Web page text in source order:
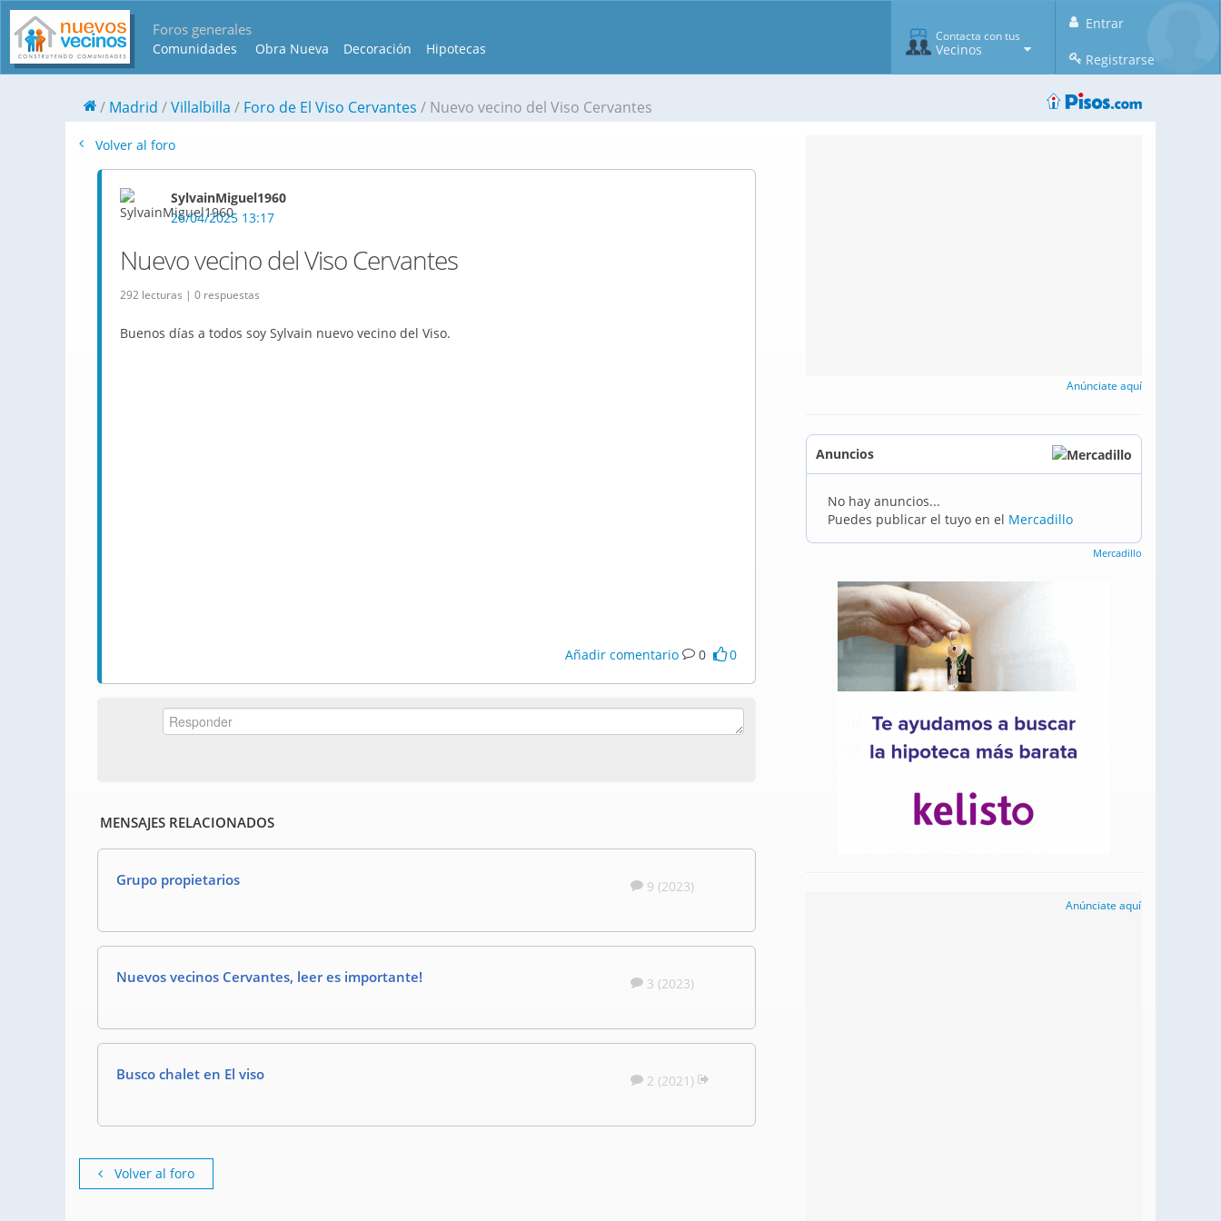
Foros generales
Comunidades Obra Nueva Decoración Hipotecas
Entrar
Registrarse
Contacta con tus
Vecinos
Madrid Villalbilla Foro de El Viso Cervantes Nuevo vecino del Viso Cervantes
Volver al foro
SylvainMiguel1960
26/04/2025 13:17
Nuevo vecino del Viso Cervantes
292 lecturas | 0 respuestas
Buenos días a todos soy Sylvain nuevo vecino del Viso.
Añadir comentario 0 0
MENSAJES RELACIONADOS
Grupo propietarios 9 (2023)
Nuevos vecinos Cervantes, leer es importante! 3 (2023)
Busco chalet en El viso 2 (2021)
Volver al foro
Anúnciate aquí
Anuncios
No hay anuncios...
Puedes publicar el tuyo en el Mercadillo
Mercadillo
Anúnciate aquí